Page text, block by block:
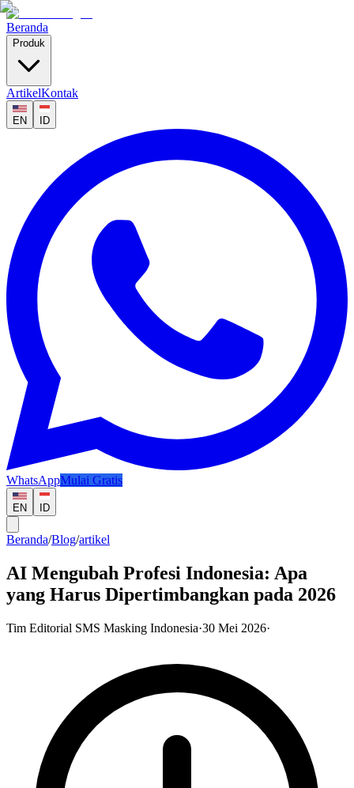
Beranda
Produk
ArtikelKontak
EN ID
WhatsAppMulai Gratis
EN ID
Beranda/Blog/artikel
AI Mengubah Profesi Indonesia: Apa
yang Harus Dipertimbangkan pada 2026
Tim Editorial SMS Masking Indonesia·30 Mei 2026·